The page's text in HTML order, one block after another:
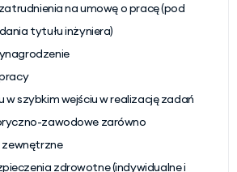
na umowę o pracę (pod
tytułu inżyniera)
w szybkim wejściu w realizację zadań
zawodowe zarówno
zewnętrzne
zdrowotne (indywidualne i